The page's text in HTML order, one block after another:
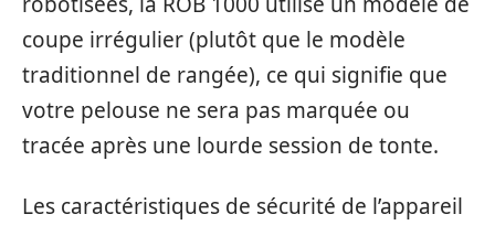
coupe irrégulier (plutôt que le modèle
traditionnel de rangée), ce qui signifie que
votre pelouse ne sera pas marquée ou
tracée après une lourde session de tonte.
Les caractéristiques de sécurité de l’appareil